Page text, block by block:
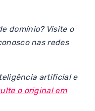
domínio? Visite o
nas redes
artificial e
o original em